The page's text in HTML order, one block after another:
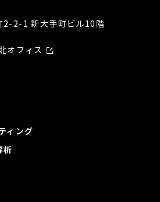
2-2-1 新大手町ビル10階
オフィス
ィング
析